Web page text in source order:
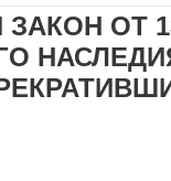
ОТ